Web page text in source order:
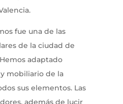
fue una de las
de la ciudad de
adaptado
mobiliario de la
sus elementos. Las
además de lucir